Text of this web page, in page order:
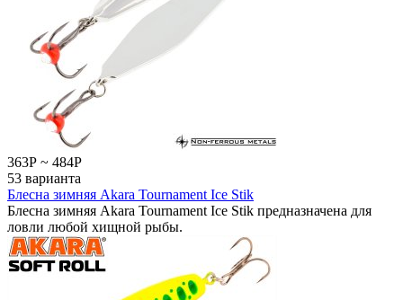
363Р ~ 484Р
53 варианта
Блесна зимняя Akara Tournament Ice Stik
Блесна зимняя Akara Tournament Ice Stik предназначена для
ловли любой хищной рыбы.